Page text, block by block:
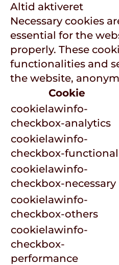
Altid aktiveret
Necessary cookies
essential for the
properly. These
functionalities and
the website,
Cookie
cookielawinfo-
checkbox-analytics
cookielawinfo-
checkbox-functional
cookielawinfo-
checkbox-necessary
cookielawinfo-
checkbox-others
cookielawinfo-
checkbox-
performance